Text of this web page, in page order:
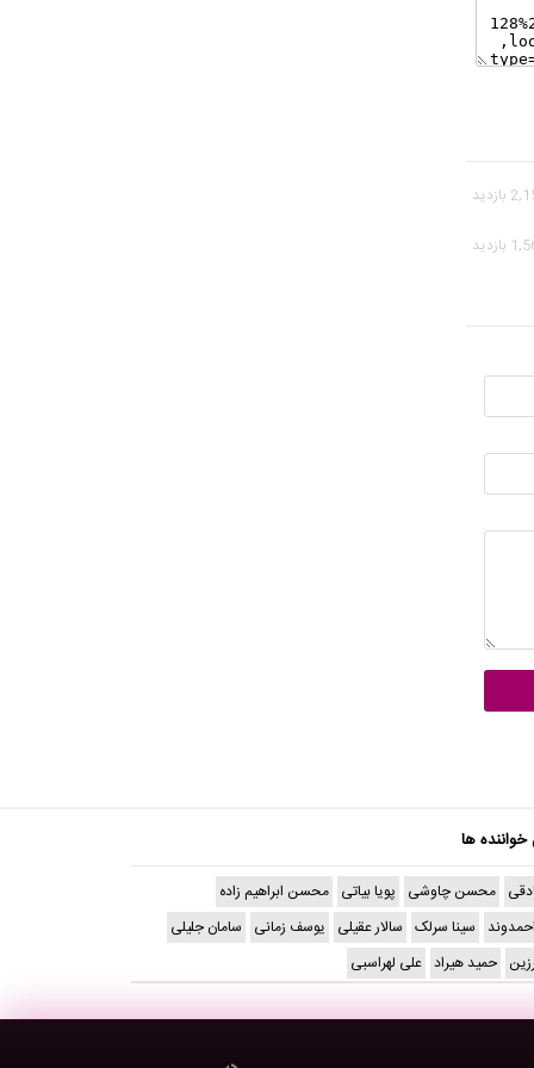
خواننده ها
محسن چاوشی پویا بیاتی محسن ابراهیم زاده
سینا سرلک سالار عقیلی یوسف زمانی سامان جلیلی
حمید هیراد علی لهراسبی